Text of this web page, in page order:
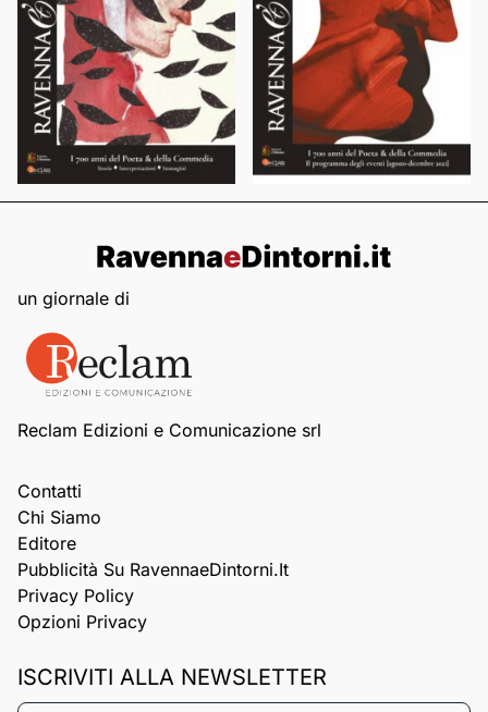
un giornale di
Reclam Edizioni e Comunicazione srl
Contatti
Chi Siamo
Editore
Pubblicità Su RavennaeDintorni.it
Privacy Policy
Opzioni Privacy
ISCRIVITI ALLA NEWSLETTER